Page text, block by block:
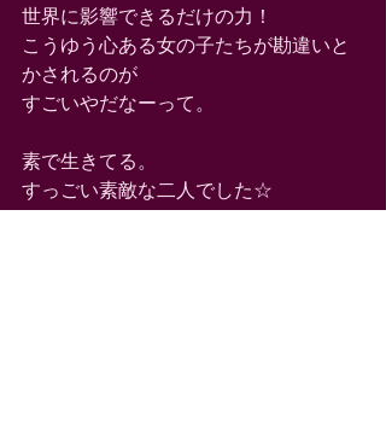
世界に影響できるだけの力！
こうゆう心ある女の子たちが勘違いと
かされるのが
すごいやだなーって。
素で生きてる。
すっごい素敵な二人でした☆